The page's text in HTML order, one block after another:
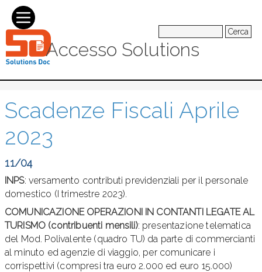
Accesso Solutions
Cerca
Scadenze Fiscali Aprile
2023
11/04
INPS: versamento contributi previdenziali per il personale
domestico (I trimestre 2023).
COMUNICAZIONE OPERAZIONI IN CONTANTI LEGATE AL
TURISMO (contribuenti mensili): presentazione telematica
del Mod. Polivalente (quadro TU) da parte di commercianti
al minuto ed agenzie di viaggio, per comunicare i
corrispettivi (compresi tra euro 2.000 ed euro 15.000)